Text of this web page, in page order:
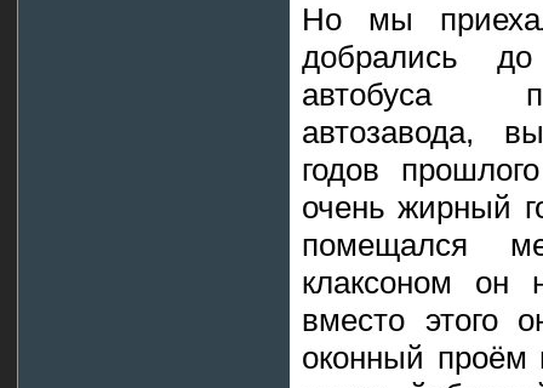
Но мы
добрались до
автобуса
автозавода,
годов
очень жирный
помещался
клаксоном он
вместо этого
оконный проём